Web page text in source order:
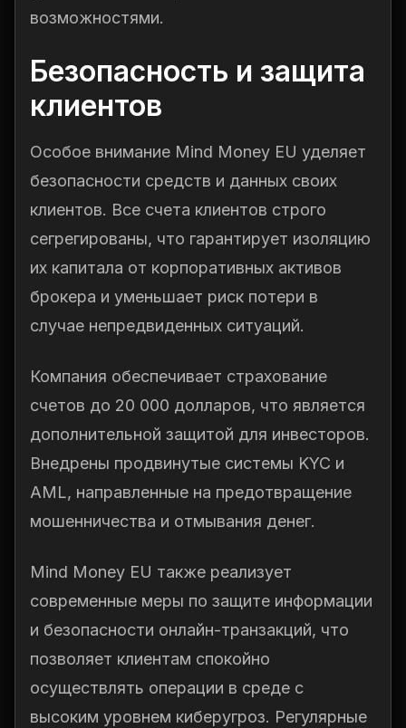
возможностями.
Безопасность и защита
клиентов
Особое внимание Mind Money EU уделяет
безопасности средств и данных своих
клиентов. Все счета клиентов строго
сегрегированы, что гарантирует изоляцию
их капитала от корпоративных активов
брокера и уменьшает риск потери в
случае непредвиденных ситуаций.
Компания обеспечивает страхование
счетов до 20 000 долларов, что является
дополнительной защитой для инвесторов.
Внедрены продвинутые системы KYC и
AML, направленные на предотвращение
мошенничества и отмывания денег.
Mind Money EU также реализует
современные меры по защите информации
и безопасности онлайн-транзакций, что
позволяет клиентам спокойно
осуществлять операции в среде с
высоким уровнем киберугроз. Регулярные